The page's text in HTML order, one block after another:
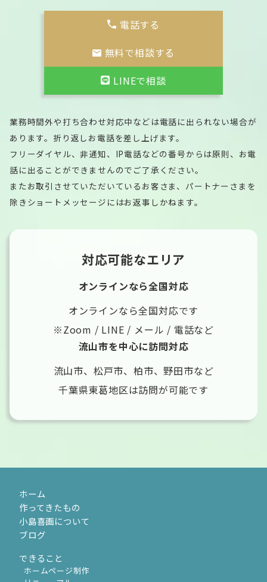
電話する
無料で相談する
LINEで相談
業務時間外や打ち合わせ対応中などは電話に出られない場合が
あります。折り返しお電話を差し上げます。
フリーダイヤル、非通知、IP電話などの番号からは原則、お電
話に出ることができませんのでご了承ください。
またお取引させていただいているお客さま、パートナーさまを
除きショートメッセージにはお返事しかねます。
対応可能なエリア
オンラインなら全国対応
オンラインなら全国対応です
※Zoom / LINE / メール / 電話など
流山市を中心に訪問対応
流山市、松戸市、柏市、野田市など
千葉県東葛地区は訪問が可能です
ホーム
作ってきたもの
小島喜画について
ブログ
できること
ホームページ制作